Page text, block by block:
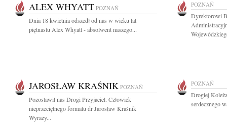
ALEX WHYATT POZNAŃ
Dnia 18 kwietnia odszedł od nas w wieku lat
piętnastu Alex Whyatt - absolwent naszego...
POZNAŃ
Dyrektorowi
JAROSŁAW KRAŚNIK POZNAŃ
Pozostawił nas Drogi Przyjaciel. Człowiek
nieprzeciętnego formatu dr Jarosław Kraśnik
Wyrazy...
POZNAŃ
Drogiej
serdecznego